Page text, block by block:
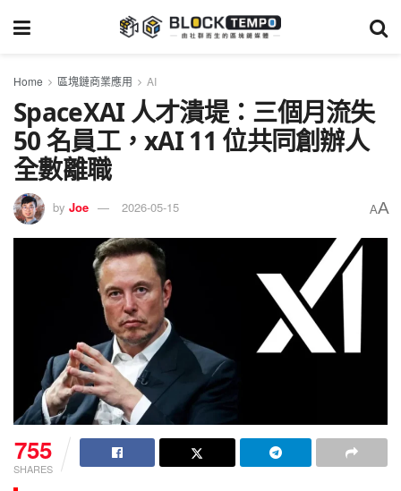
Home 區塊鏈商業應用 AI
SpaceXAI 人才潰堤：三個月流失
50 名員工，xAI 11 位共同創辦人
全數離職
by Joe 2026-05-15 AA
755
SHARES